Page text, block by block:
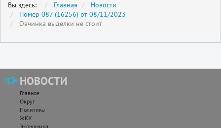
Вы здесь: Главная
Новости
Номер 087 (16256) от 08/11/2023
Овчинка выделки не стоит
НОВОСТИ
Главное
Округ
Политика
ЖКХ
Экономика